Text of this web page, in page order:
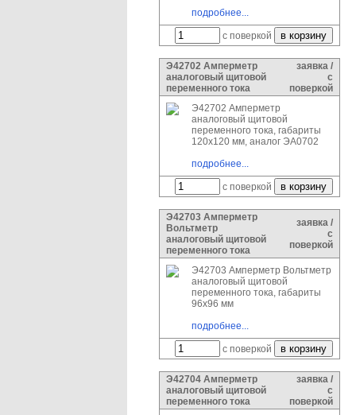
подробнее...
с поверкой
Э42702 Амперметр
аналоговый щитовой
переменного тока
заявка /
с
поверкой
Э42702 Амперметр
аналоговый щитовой
переменного тока, габариты
120х120 мм, аналог ЭА0702
подробнее...
с поверкой
Э42703 Амперметр
Вольтметр
аналоговый щитовой
переменного тока
заявка /
с
поверкой
Э42703 Амперметр Вольтметр
аналоговый щитовой
переменного тока, габариты
96х96 мм
подробнее...
с поверкой
Э42704 Амперметр
аналоговый щитовой
переменного тока
заявка /
с
поверкой